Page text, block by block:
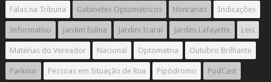
Falas na Tribuna Gabinetes Optometricos Honrarias Indicações
Informativo Jardim Eulina Jardim Icaraí Jardim Lafayette Leis
Matérias do Vereador Nacional Optometria Outubro Brilhante
Parkour Pessoas em Situação de Rua Pipódromo PodCast